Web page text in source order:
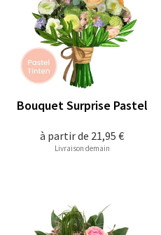
à partir de 21,95 €
Bouquet Surprise Pastel
Livraison demain